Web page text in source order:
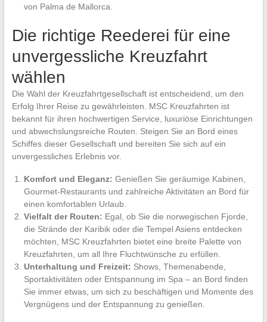
von Palma de Mallorca.
Die richtige Reederei für eine
unvergessliche Kreuzfahrt
wählen
Die Wahl der Kreuzfahrtgesellschaft ist entscheidend, um den
Erfolg Ihrer Reise zu gewährleisten. MSC Kreuzfahrten ist
bekannt für ihren hochwertigen Service, luxuriöse Einrichtungen
und abwechslungsreiche Routen. Steigen Sie an Bord eines
Schiffes dieser Gesellschaft und bereiten Sie sich auf ein
unvergessliches Erlebnis vor.
Komfort und Eleganz: Genießen Sie geräumige Kabinen,
Gourmet-Restaurants und zahlreiche Aktivitäten an Bord für
einen komfortablen Urlaub.
Vielfalt der Routen: Egal, ob Sie die norwegischen Fjorde,
die Strände der Karibik oder die Tempel Asiens entdecken
möchten, MSC Kreuzfahrten bietet eine breite Palette von
Kreuzfahrten, um all Ihre Fluchtwünsche zu erfüllen.
Unterhaltung und Freizeit: Shows, Themenabende,
Sportaktivitäten oder Entspannung im Spa – an Bord finden
Sie immer etwas, um sich zu beschäftigen und Momente des
Vergnügens und der Entspannung zu genießen.